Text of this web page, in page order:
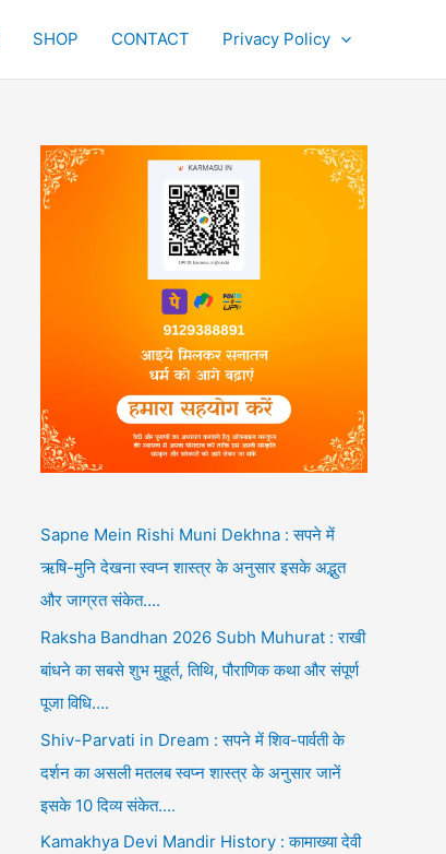
SHOP CONTACT Privacy Policy
Sapne Mein Rishi Muni Dekhna : सपने में
ऋषि-मुनि देखना स्वप्न शास्त्र के अनुसार इसके अद्भुत
और जाग्रत संकेत….
Raksha Bandhan 2026 Subh Muhurat : राखी
बांधने का सबसे शुभ मुहूर्त, तिथि, पौराणिक कथा और संपूर्ण
पूजा विधि….
Shiv-Parvati in Dream : सपने में शिव-पार्वती के
दर्शन का असली मतलब स्वप्न शास्त्र के अनुसार जानें
इसके 10 दिव्य संकेत….
Kamakhya Devi Mandir History : कामाख्या देवी